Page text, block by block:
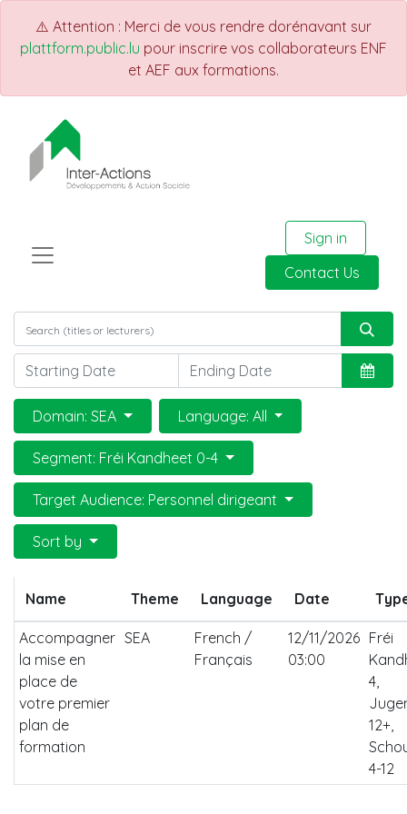
⚠️ Attention : Merci de vous rendre dorénavant sur
plattform.public.lu pour inscrire vos collaborateurs ENF
et AEF aux formations.
Sign in
Contact Us
Domain: SEA Language: All
Segment: Fréi Kandheet 0-4
Target Audience: Personnel dirigeant
Sort by
Name Theme Language Date
Accompagner
la mise en
place de
votre premier
plan de
formation
SEA
French /
Français
12/11/2026
03:00
Fréi
4,
12+,
4-12